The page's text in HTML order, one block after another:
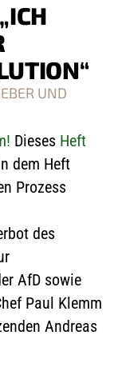
UND
Dieses Heft
dem Heft
Prozess
des
AfD sowie
Paul Klemm
Andreas